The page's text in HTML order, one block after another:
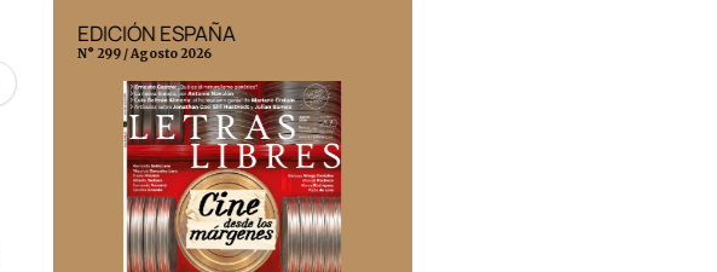
EDICIÓN ESPAÑA
N° 299 / Agosto 2026